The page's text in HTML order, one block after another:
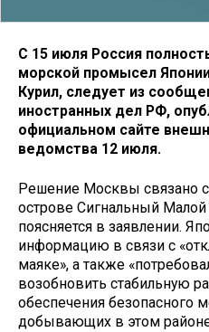
С 15 июля Россия
морской промысел
Курил, следует из
иностранных дел РФ,
официальном сайте
ведомства 12 июля.
Решение Москвы связано
острове Сигнальный
поясняется в заявлении.
информацию в связи с
маяке», а также
возобновить стабильную
обеспечения безопасного
добывающих в этом